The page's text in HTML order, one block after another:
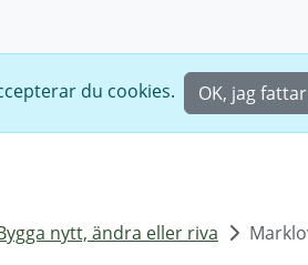
du cookies. OK, jag fattar
nytt, ändra eller riva